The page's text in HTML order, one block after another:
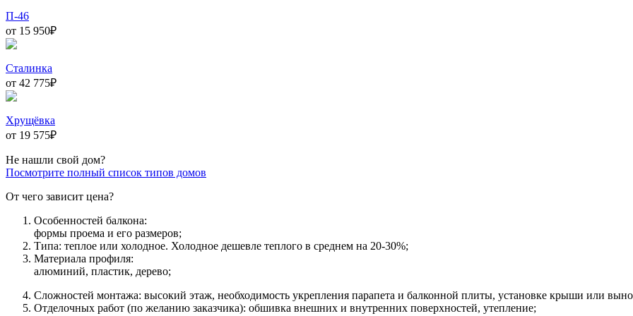
П-46
от 15 950₽
Сталинка
от 42 775₽
Хрущёвка
от 19 575₽
Не нашли свой дом?
Посмотрите полный список типов домов
От чего зависит цена?
Особенностей балкона:
формы проема и его размеров;
Типа: теплое или холодное. Холодное дешевле теплого в среднем на 20-30%;
Материала профиля:
алюминий, пластик, дерево;
Сложностей монтажа: высокий этаж, необходимость укрепления парапета и балконной плиты, установке крыши или
Отделочных работ (по желанию заказчика): обшивка внешних и внутренних поверхностей, утепление;